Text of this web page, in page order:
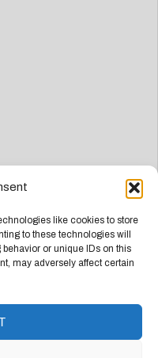
like cookies to store
to these technologies will
or unique IDs on this
may adversely affect certain
Webdesign